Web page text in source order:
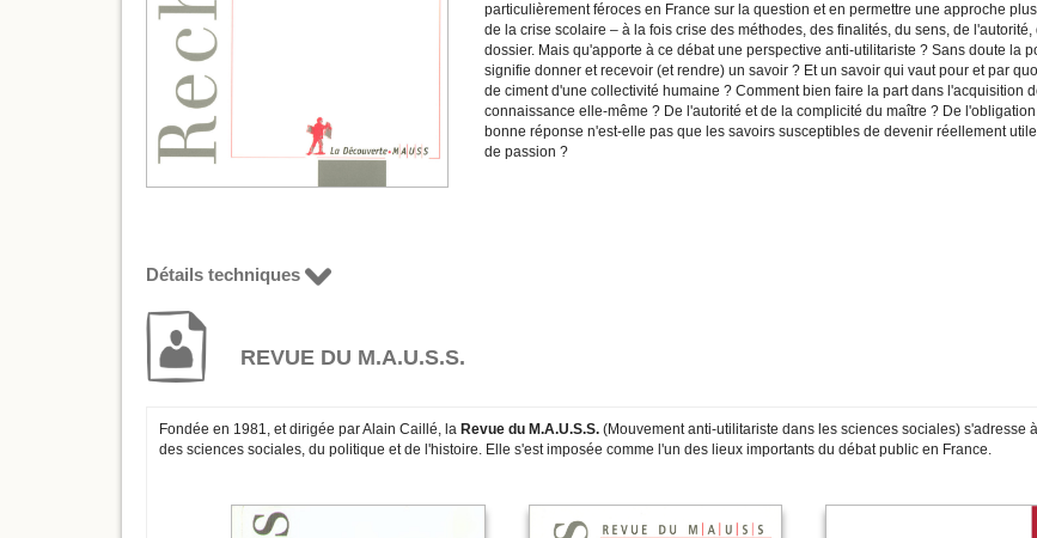
particulièrement féroces en France sur la question et en permettre une approche
de la crise scolaire – à la fois crise des méthodes, des finalités, du sens, de
dossier. Mais qu'apporte à ce débat une perspective anti-utilitariste ? Sans doute la
signifie donner et recevoir (et rendre) un savoir ? Et un savoir qui vaut pour et par
de ciment d'une collectivité humaine ? Comment bien faire la part dans l'acquisition
connaissance elle-même ? De l'autorité et de la complicité du maître ? De
bonne réponse n'est-elle pas que les savoirs susceptibles de devenir réellement
de passion ?
Détails techniques
REVUE DU M.A.U.S.S.
Fondée en 1981, et dirigée par Alain Caillé, la Revue du M.A.U.S.S. (Mouvement anti-utilitariste dans les sciences sociales) s'adresse
des sciences sociales, du politique et de l'histoire. Elle s'est imposée comme l'un des lieux importants du débat public en France.